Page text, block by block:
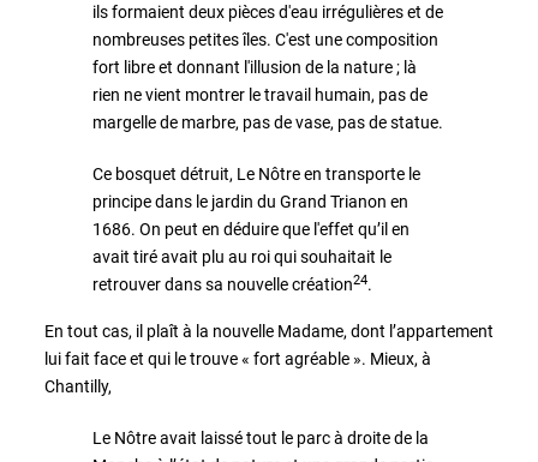
ils formaient deux pièces d'eau irrégulières et de
nombreuses petites îles. C'est une composition
fort libre et donnant l'illusion de la nature ; là
rien ne vient montrer le travail humain, pas de
margelle de marbre, pas de vase, pas de statue.
Ce bosquet détruit, Le Nôtre en transporte le
principe dans le jardin du Grand Trianon en
1686. On peut en déduire que l'effet qu’il en
avait tiré avait plu au roi qui souhaitait le
retrouver danssa nouvelle création24.
En tout cas, il plaît à la nouvelle Madame, dont l’appartement
lui fait face et qui le trouve « fort agréable ». Mieux, à
Chantilly,
Le Nôtre avait laissé tout le parc à droite de la